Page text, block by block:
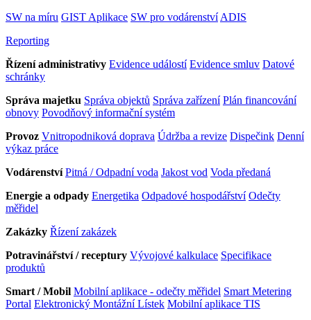
SW na míru GIST Aplikace SW pro vodárenství ADIS
Reporting
Řízení administrativy Evidence událostí Evidence smluv Datové
schránky
Správa majetku Správa objektů Správa zařízení Plán financování
obnovy Povodňový informační systém
Provoz Vnitropodniková doprava Údržba a revize Dispečink Denní
výkaz práce
Vodárenství Pitná / Odpadní voda Jakost vod Voda předaná
Energie a odpady Energetika Odpadové hospodářství Odečty
měřidel
Zakázky Řízení zakázek
Potravinářství / receptury Vývojové kalkulace Specifikace
produktů
Smart / Mobil Mobilní aplikace - odečty měřidel Smart Metering
Portal Elektronický Montážní Lístek Mobilní aplikace TIS